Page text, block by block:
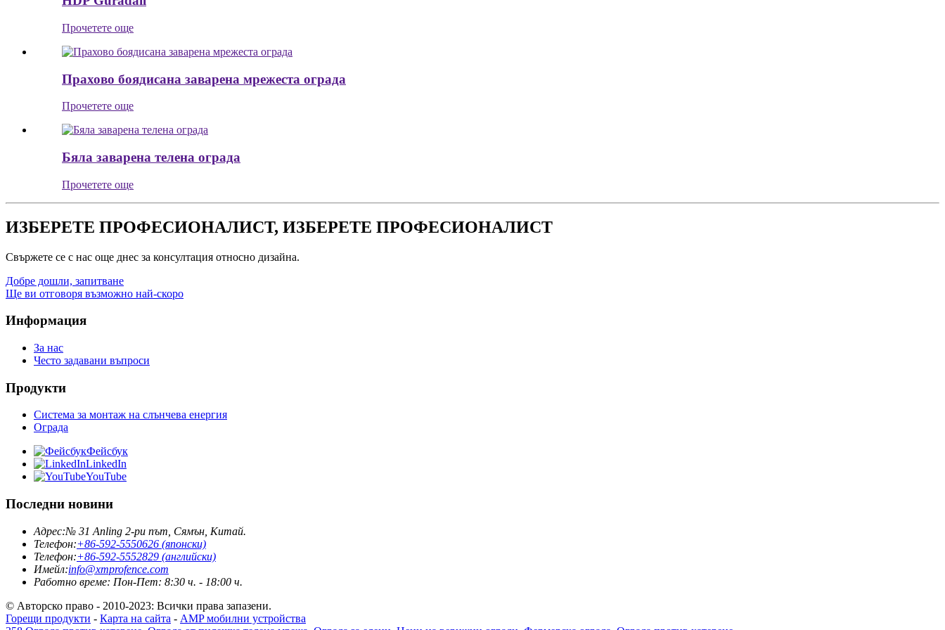
Прочетете още
Прахово боядисана заварена мрежеста ограда
Прочетете още
Бяла заварена телена ограда
Прочетете още
ИЗБЕРЕТЕ ПРОФЕСИОНАЛИСТ, ИЗБЕРЕТЕ ПРОФЕСИОНАЛИСТ
Свържете се с нас още днес за консултация относно дизайна.
Добре дошли, запитване
Ще ви отговоря възможно най-скоро
Информация
За нас
Често задавани въпроси
Продукти
Система за монтаж на слънчева енергия
Ограда
Фейсбук
LinkedIn
YouTube
Последни новини
Адрес:№ 31 Anling 2-ри път, Сямън, Китай.
Телефон:+86-592-5550626 (японски)
Телефон:+86-592-5552829 (английски)
Имейл:info@xmprofence.com
Работно време: Пон-Пет: 8:30 ч. - 18:00 ч.
© Авторско право - 2010-2023: Всички права запазени.
Горещи продукти - Карта на сайта - AMP мобилни устройства